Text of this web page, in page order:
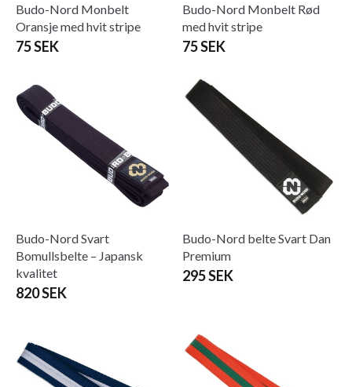
Budo-Nord Monbelt
Oransje med hvit stripe
75 SEK
Budo-Nord Monbelt Rød
med hvit stripe
75 SEK
Budo-Nord Svart
Bomullsbelte – Japansk
kvalitet
820 SEK
Budo-Nord belte Svart Dan
Premium
295 SEK